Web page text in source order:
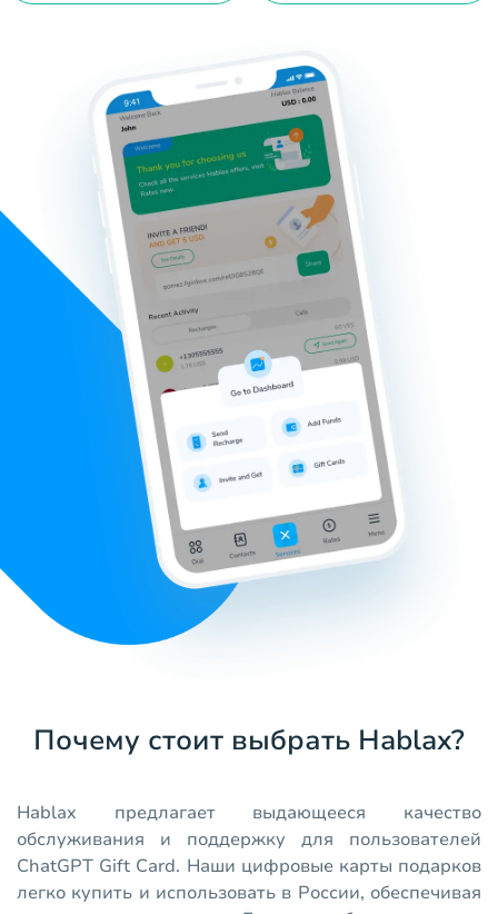
Почему стоит выбрать Hablax?
Hablax предлагает выдающееся качество
обслуживания и поддержку для пользователей
ChatGPT Gift Card. Наши цифровые карты подарков
легко купить и использовать в России, обеспечивая